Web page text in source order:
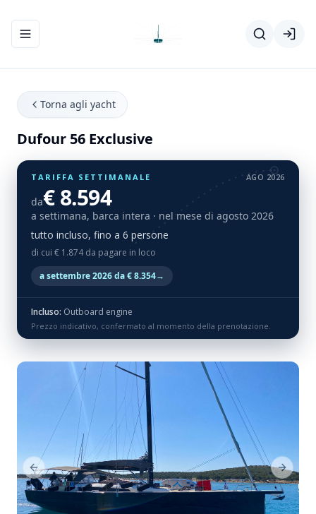
Apri/chiudi menu di navigazione
Torna agli yacht
Dufour 56 Exclusive
TARIFFA SETTIMANALE AGO 2026
da€ 8.594
a settimana, barca intera · nel mese di agosto 2026
tutto incluso, fino a 6 persone
di cui € 1.874 da pagare in loco
a settembre 2026 da € 8.354→
Incluso: Outboard engine
Prezzo indicativo, confermato al momento della prenotazione.
Previous Slide Next